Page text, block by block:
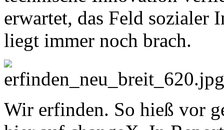
erwartet, das Feld sozialer
liegt immer noch brach.
Wir erfinden. So hieß vor